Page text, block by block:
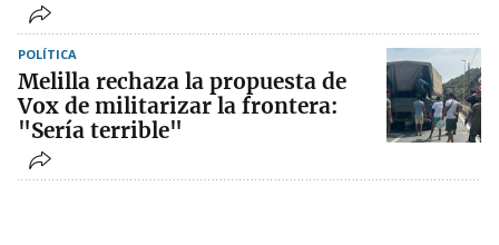
POLÍTICA
Melilla rechaza la propuesta de
Vox de militarizar la frontera:
"Sería terrible"